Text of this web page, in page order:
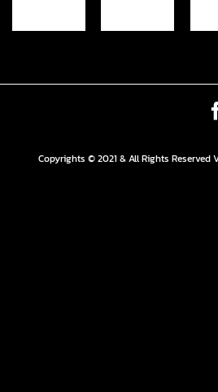
Copyrights © 2021 & All Rights Reserved